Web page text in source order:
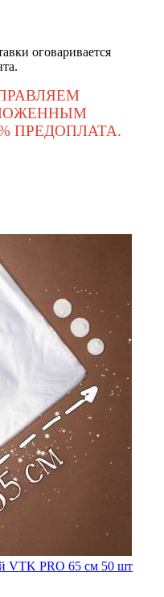
оговаривается
ПРЕДОПЛАТА.
VTK PRO 65 см 50 шт